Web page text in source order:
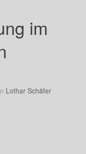
im
Lothar Schäfer